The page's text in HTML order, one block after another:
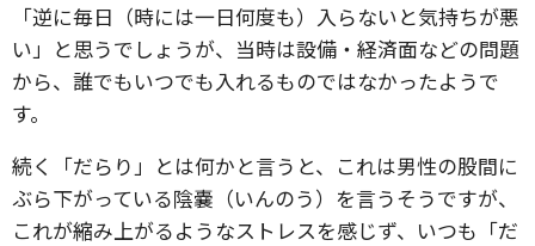
「逆に毎日（時には一日何度も）入らないと気持ちが悪
い」と思うでしょうが、当時は設備・経済面などの問題
から、誰でもいつでも入れるものではなかったようで
す。
続く「だらり」とは何かと言うと、これは男性の股間に
ぶら下がっている陰嚢（いんのう）を言うそうですが、
これが縮み上がるようなストレスを感じず、いつも「だ